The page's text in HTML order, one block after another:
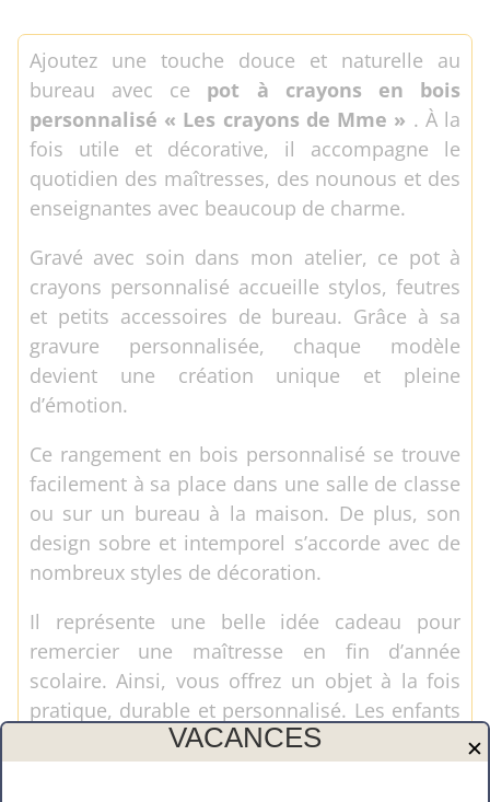
crayons
"Les
crayons
de
Mme"
Ajoutez une touche douce et naturelle au
bureau avec ce pot à crayons en bois
personnalisé « Les crayons de Mme » . À la
fois utile et décorative, il accompagne le
quotidien des maîtresses, des nounous et des
enseignantes avec beaucoup de charme.
Gravé avec soin dans mon atelier, ce pot à
crayons personnalisé accueille stylos, feutres
et petits accessoires de bureau. Grâce à sa
gravure personnalisée, chaque modèle
devient une création unique et pleine
d’émotion.
Ce rangement en bois personnalisé se trouve
facilement à sa place dans une salle de classe
ou sur un bureau à la maison. De plus, son
design sobre et intemporel s’accorde avec de
nombreux styles de décoration.
Il représente une belle idée cadeau pour
remercier une maîtresse en fin d’année
scolaire. Ainsi, vous offrez un objet à la fois
pratique, durable et personnalisé. Les enfants
adorent participer également à ce joli cadeau
rempli de tendresse.
VACANCES ✕